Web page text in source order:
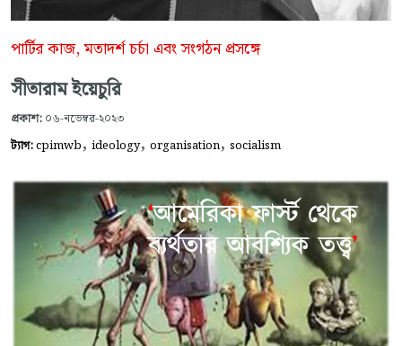
পার্টির কাজ, মতাদর্শ চর্চা এবং সংগঠন প্রসঙ্গে
সীতারাম ইয়েচুরি
প্রকাশ: ০৬-নভেম্বর-২০২৩
ট্যাগ:cpimwb, ideology, organisation, socialism